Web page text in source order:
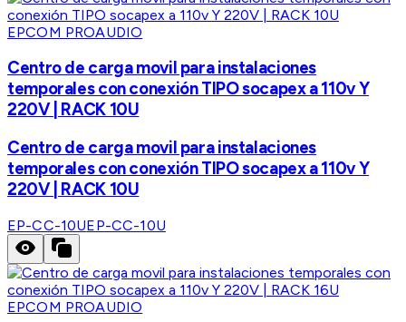
EPCOM PROAUDIO
Centro de carga movil para instalaciones
temporales con conexión TIPO socapex a 110v Y
220V | RACK 10U
Centro de carga movil para instalaciones
temporales con conexión TIPO socapex a 110v Y
220V | RACK 10U
EP-CC-10UEP-CC-10U
EPCOM PROAUDIO